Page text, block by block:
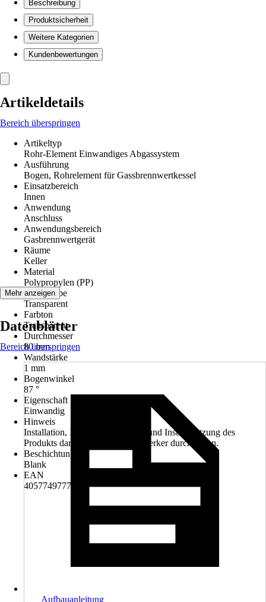
Beschreibung
Produktsicherheit
Weitere Kategorien
Kundenbewertungen
Artikeldetails
Bereich überspringen
Artikeltyp
Rohr-Element Einwandiges Abgassystem
Ausführung
Bogen, Rohrelement für Gassbrennwertkessel
Einsatzbereich
Innen
Anwendung
Anschluss
Anwendungsbereich
Gasbrennwertgerät
Räume
Keller
Material
Polypropylen (PP)
Grundfarbe
Transparent
Farbton
Transparent
Durchmesser
80 mm
Wandstärke
1 mm
Bogenwinkel
87 °
Eigenschaft
Einwandig
Hinweis
Installation, Inspektion, Wartung und Instandsetzung des
Produkts darf nur ein Fachhandwerker durchführen.
Beschichtung
Blank
EAN
4057749777621
Mehr anzeigen
Datenblätter
Bereich überspringen
Aufbauanleitung